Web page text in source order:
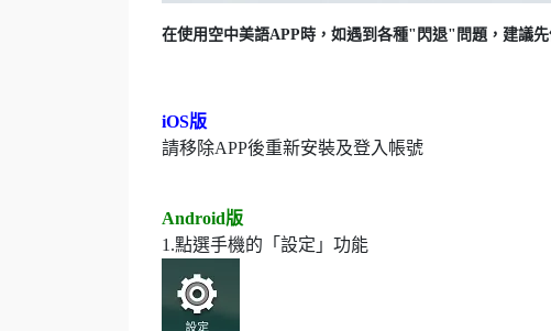
在使用空中美語APP時，如遇到各種"閃退"問題，建議先
iOS版
請移除APP後重新安裝及登入帳號
Android版
1.點選手機的「設定」功能